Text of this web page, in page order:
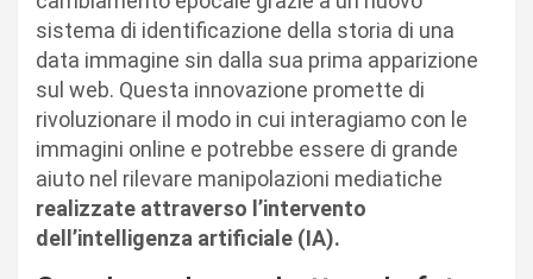
sistema di identificazione della storia di una
data immagine sin dalla sua prima apparizione
sul web. Questa innovazione promette di
rivoluzionare il modo in cui interagiamo con le
immagini online e potrebbe essere di grande
aiuto nel rilevare manipolazioni mediatiche
realizzate attraverso l’intervento
dell’intelligenza artificiale (IA).